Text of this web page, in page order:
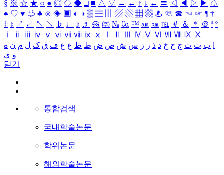
§ ※ ☆ ★ ○ ● ◎ ◇ ◆ □ ■ △ ▽ → ← ↑ ↓ ↔ 〓 ◁ ◀ ▷ ▶ ♤
♠ ♡ ♥ ♧ ♣ ⊙ ◈ ▣ ◐ ◑ ▒ ▤ ▨ ▧ ▦ ▩ ♨ ☏ ☎ ☜ ☞ ¶ †
‡ ↕ ↗ ↙ ↖ ↘ ♭ ♩ ♪ ♬ ㉿ ㈜ № ㏇ ™ ㏂ ㏘ ℡ ＃ ＆ ＊ ＠ ª º
ⅰ
ⅱ ⅲ ⅳ ⅴ ⅵ ⅶ ⅷ ⅸ ⅹ Ⅳ Ⅴ Ⅵ Ⅶ Ⅷ Ⅸ Ⅹ
ب ت ث ج ح خ د ذ ر ز س ش ص ض ط ظ ع غ ف ق ک ل م ن ه
و ی
닫기
통합검색
국내학술논문
학위논문
해외학술논문